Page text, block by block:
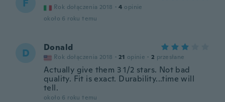
F Rok dołączenia 2018 · 4 opinie
około 6 roku temu
D Donald
Rok dołączenia 2018 · 21 opinie · 2 przesłane
Actually give them 3 1/2 stars. Not bad
quality. Fit is exact. Durability...time will
tell.
około 6 roku temu